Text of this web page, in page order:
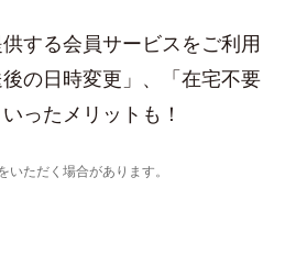
する会員サービスをご利用
の日時変更」、「在宅不要
ったメリットも！
ただく場合があります。